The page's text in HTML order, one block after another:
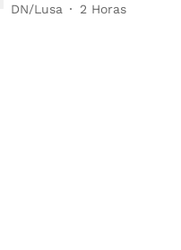
DN/Lusa 2 Horas